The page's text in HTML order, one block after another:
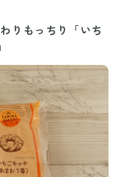
りもっちり「いち